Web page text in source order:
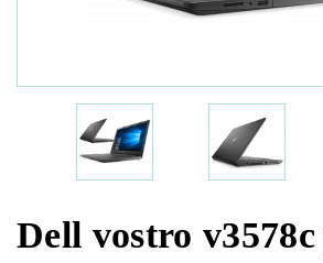
Dell vostro